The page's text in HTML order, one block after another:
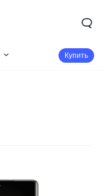
Купить